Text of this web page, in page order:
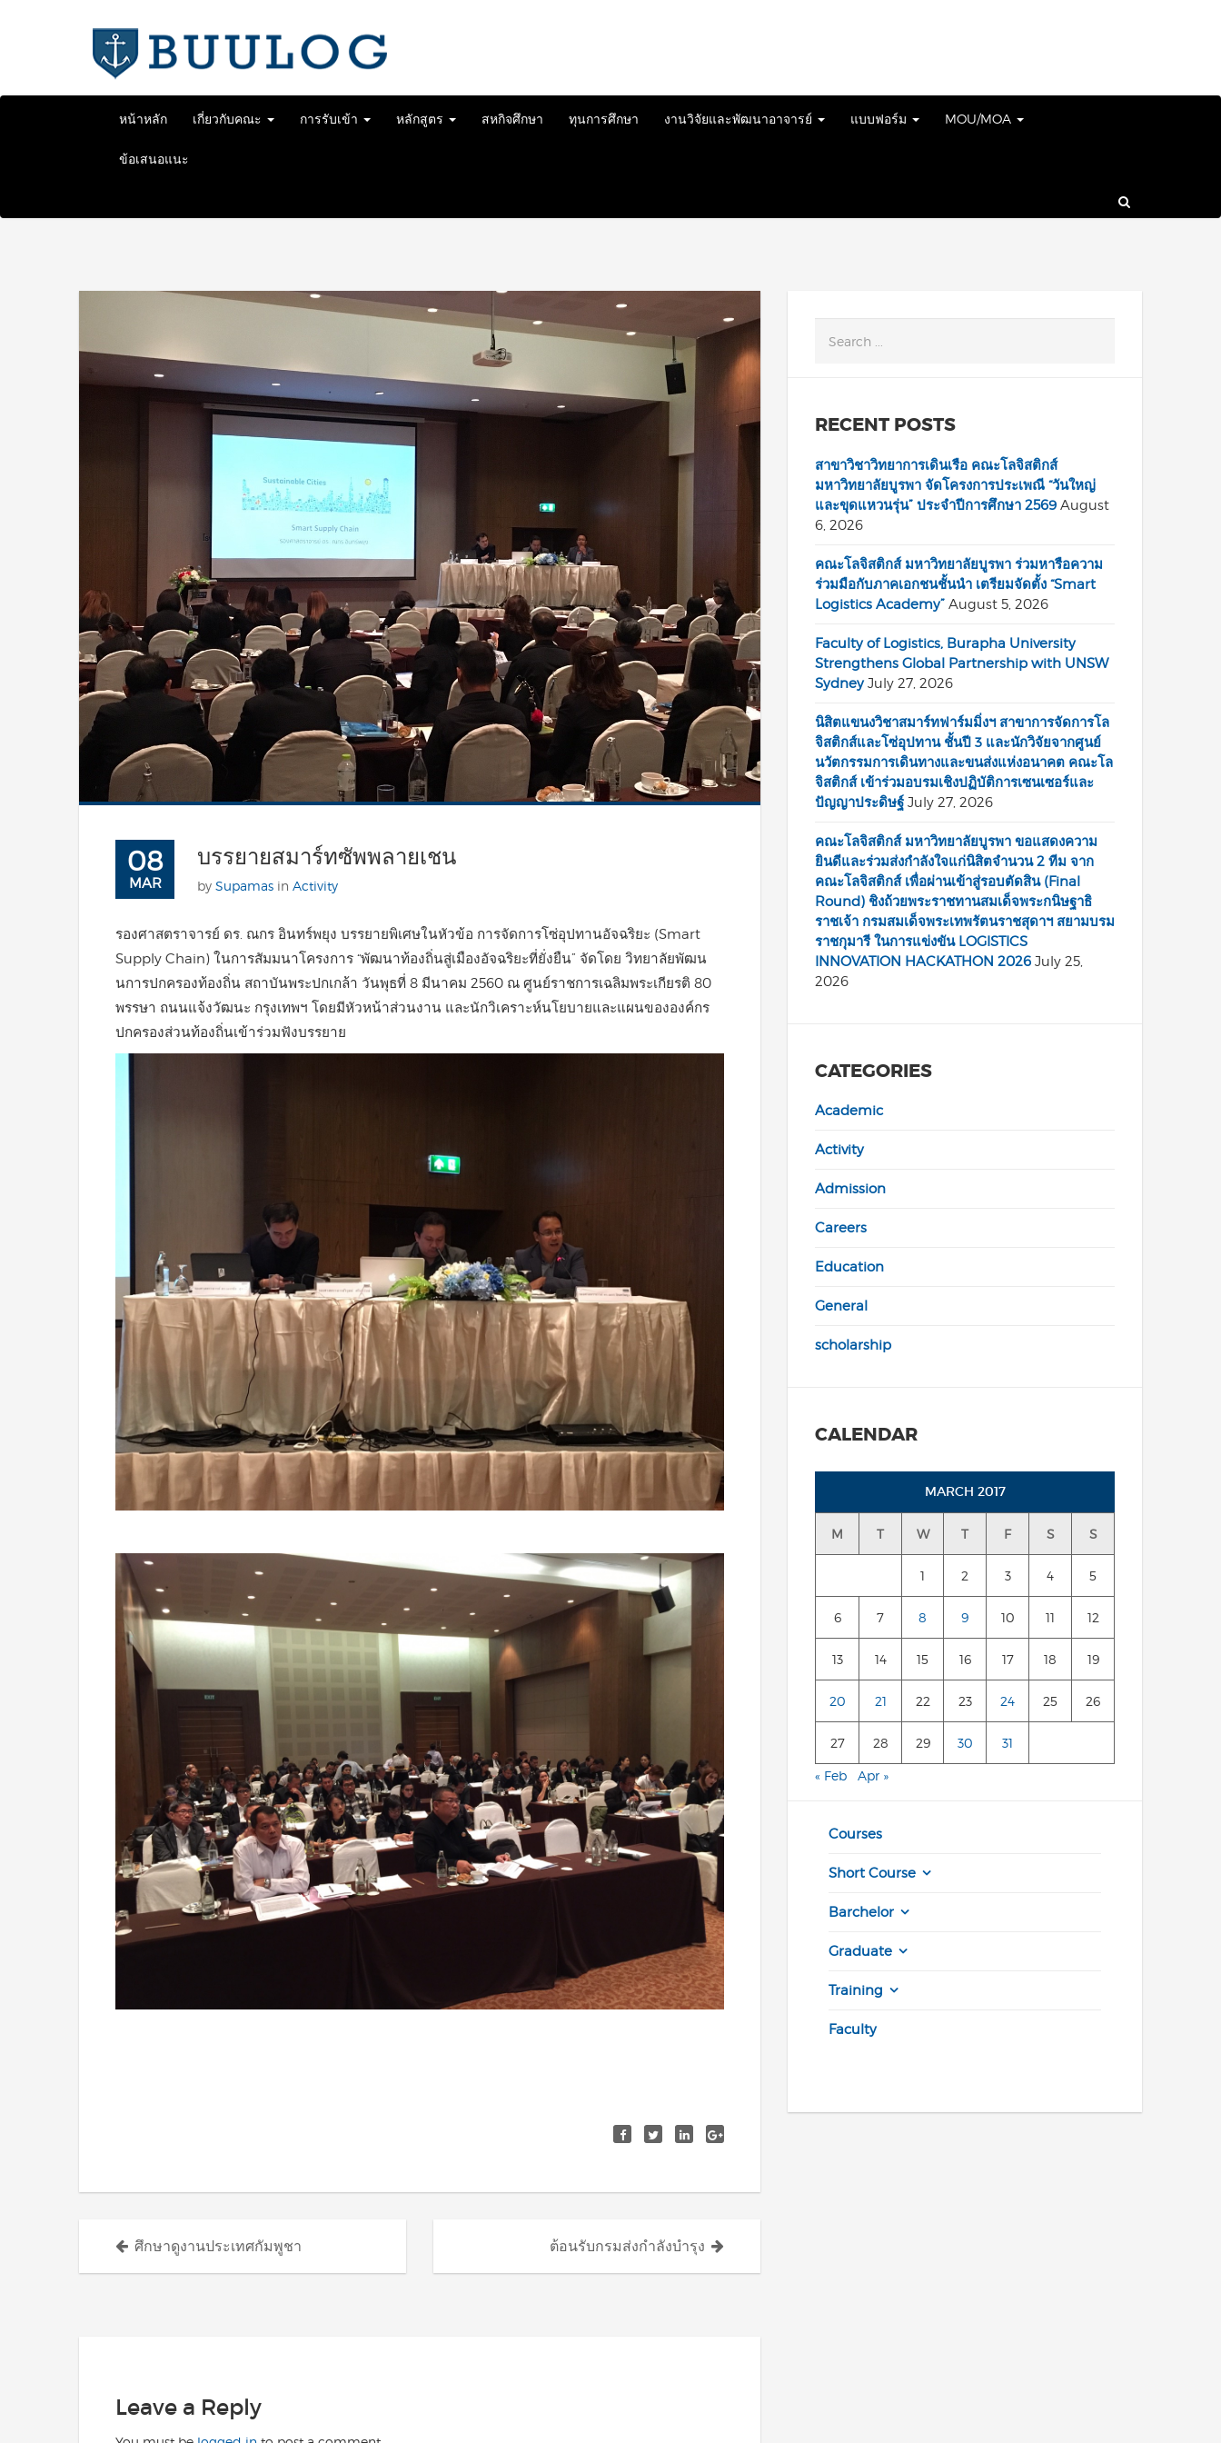
หน้าหลัก เกี่ยวกับคณะ การรับเข้า หลักสูตร สหกิจศึกษา ทุนการศึกษา งานวิจัยและพัฒนาอาจารย์ แบบฟอร์ม MOU/MOA
ข้อเสนอแนะ
08
MAR
บรรยายสมาร์ทซัพพลายเชน
by Supamas in Activity
รองศาสตราจารย์ ดร. ณกร อินทร์พยุง บรรยายพิเศษในหัวข้อ การจัดการโซ่อุปทานอัจฉริยะ (Smart
Supply Chain) ในการสัมมนาโครงการ “พัฒนาท้องถิ่นสู่เมืองอัจฉริยะที่ยั่งยืน” จัดโดย วิทยาลัยพัฒน
นการปกครองท้องถิ่น สถาบันพระปกเกล้า วันพุธที่ 8 มีนาคม 2560 ณ ศูนย์ราชการเฉลิมพระเกียรติ 80
พรรษา ถนนแจ้งวัฒนะ กรุงเทพฯ โดยมีหัวหน้าส่วนงาน และนักวิเคราะห์นโยบายและแผนขององค์กร
ปกครองส่วนท้องถิ่นเข้าร่วมฟังบรรยาย
Posts
navigation
ศึกษาดูงานประเทศกัมพูชา ต้อนรับกรมส่งกำลังบำรุง
Leave a Reply
RECENT POSTS
สาขาวิชาวิทยาการเดินเรือ คณะโลจิสติกส์
มหาวิทยาลัยบูรพา จัดโครงการประเพณี “วันใหญ่
และขุดแหวนรุ่น” ประจำปีการศึกษา 2569 August
6, 2026
คณะโลจิสติกส์ มหาวิทยาลัยบูรพา ร่วมหารือความ
ร่วมมือกับภาคเอกชนชั้นนำ เตรียมจัดตั้ง “Smart
Logistics Academy” August 5, 2026
Faculty of Logistics, Burapha University
Strengthens Global Partnership with UNSW
Sydney July 27, 2026
นิสิตแขนงวิชาสมาร์ทฟาร์มมิ่งฯ สาขาการจัดการโล
จิสติกส์และโซ่อุปทาน ชั้นปี 3 และนักวิจัยจากศูนย์
นวัตกรรมการเดินทางและขนส่งแห่งอนาคต คณะโล
จิสติกส์ เข้าร่วมอบรมเชิงปฏิบัติการเซนเซอร์และ
ปัญญาประดิษฐ์ July 27, 2026
คณะโลจิสติกส์ มหาวิทยาลัยบูรพา ขอแสดงความ
ยินดีและร่วมส่งกำลังใจแก่นิสิตจำนวน 2 ทีม จาก
คณะโลจิสติกส์ เพื่อผ่านเข้าสู่รอบตัดสิน (Final
Round) ชิงถ้วยพระราชทานสมเด็จพระกนิษฐาธิ
ราชเจ้า กรมสมเด็จพระเทพรัตนราชสุดาฯ สยามบรม
ราชกุมารี ในการแข่งขัน LOGISTICS
INNOVATION HACKATHON 2026 July 25,
2026
CATEGORIES
Academic
Activity
Admission
Careers
Education
General
scholarship
CALENDAR
MARCH 2017
M T W T F S S
1 2 3 4 5
6 7 8 9 10 11 12
13 14 15 16 17 18 19
20 21 22 23 24 25 26
27 28 29 30 31
« Feb Apr »
Courses
Short Course
Barchelor
Graduate
Training
Faculty